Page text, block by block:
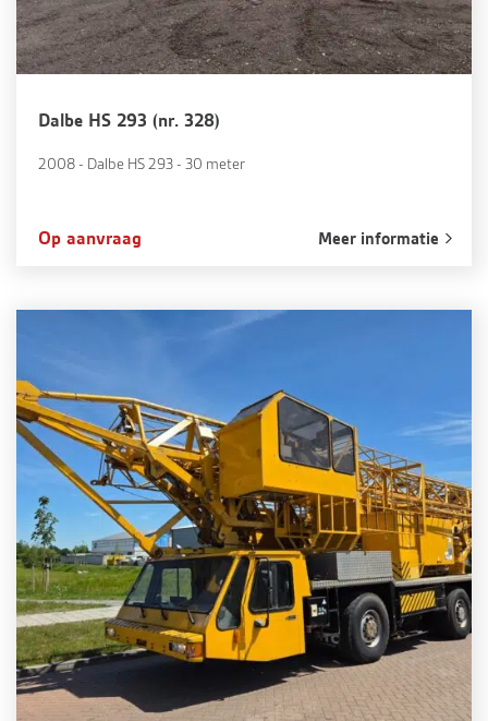
Dalbe HS 293 (nr. 328)
2008 - Dalbe HS 293 - 30 meter
Op aanvraag Meer informatie